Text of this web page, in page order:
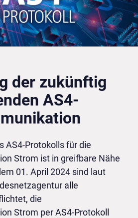
der zukünftig
AS4-
AS4-Protokolls für die
Strom ist in greifbare Nähe
01. April 2024 sind laut
alle
die
Strom per AS4-Protokoll